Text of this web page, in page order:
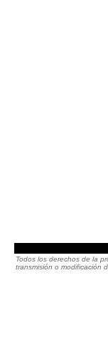
Todos los derechos de la
transmisión o modificación